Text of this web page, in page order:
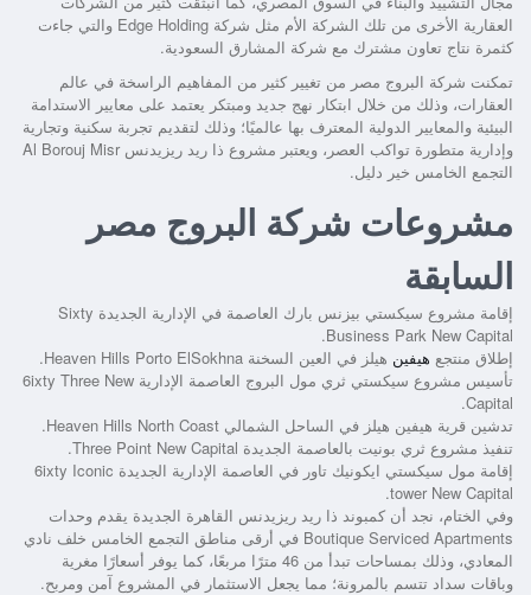
العقارية الأخرى من تلك الشركة الأم مثل شركة Edge Holding والتي جاءت
كثمرة نتاج تعاون مشترك مع شركة المشارق السعودية.
تمكنت شركة البروج مصر من تغيير كثير من المفاهيم الراسخة في عالم
العقارات، وذلك من خلال ابتكار نهج جديد ومبتكر يعتمد على معايير الاستدامة
البيئية والمعايير الدولية المعترف بها عالميًا؛ وذلك لتقديم تجربة سكنية وتجارية
وإدارية متطورة تواكب العصر، ويعتبر
مشروع ذا ريد ريزيدنس Al Borouj Misr
التجمع الخامس خير دليل.
مشروعات شركة البروج مصر
السابقة
إقامة مشروع سيكستي بيزنس بارك العاصمة في الإدارية الجديدة Sixty
Business Park New Capital.
إطلاق منتجع هيفين هيلز في العين السخنة Heaven Hills Porto ElSokhna.
تأسيس مشروع سيكستي ثري مول البروج العاصمة الإدارية 6ixty Three New
Capital.
تدشين قرية هيفين هيلز في الساحل الشمالي Heaven Hills North Coast.
تنفيذ مشروع ثري بونيت بالعاصمة الجديدة Three Point New Capital.
إقامة مول سيكستي ايكونيك تاور في العاصمة الإدارية الجديدة 6ixty Iconic
tower New Capital.
وفي الختام، نجد أن كمبوند ذا ريد ريزيدنس القاهرة الجديدة يقدم وحدات
Boutique Serviced Apartments في أرقى مناطق التجمع الخامس خلف نادي
المعادي، وذلك بمساحات تبدأ من 46 مترًا مربعًا، كما يوفر أسعارًا مغرية
وباقات سداد تتسم بالمرونة؛ مما يجعل الاستثمار في المشروع آمن ومربح.